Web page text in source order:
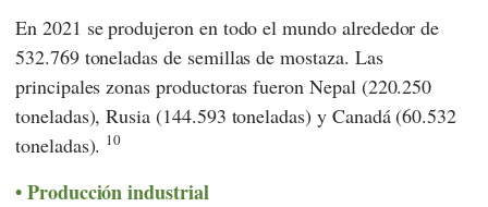
En 2021 se produjeron en todo el mundo alrededor de
532.769 toneladas de semillas de mostaza. Las
principales zonas productoras fueron Nepal (220.250
toneladas), Rusia (144.593 toneladas) y Canadá (60.532
toneladas). 10
Producción industrial